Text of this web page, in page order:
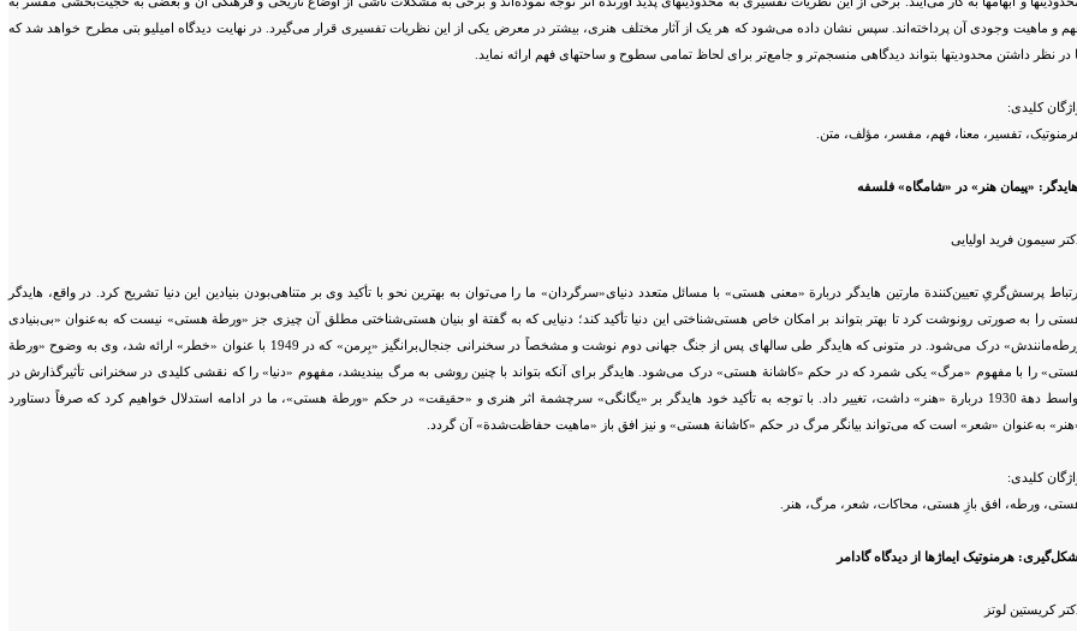
و ماهیت وجودی آن پرداخته‌اند. سپس نشان داده می‌شود که هر یک از آثار مختلف هنری، بیشتر در معرض یکی از این نظریات تفسیری قرار می‌گیرد. در نهایت دیدگاه امیلیو بتی مطرح خواهد شد که
در نظر داشتن محدودیتها بتواند دیدگاهی منسجم‌تر و جامع‌تر برای لحاظ تمامی سطوح و ساحتهای فهم ارائه نماید.
کلیدی:
تفسیر، معنا، فهم، مفسر، مؤلف، متن.
هایدگر: «پیمان هنر» در «شامگاه» فلسفه
سیمون فرید اولیایی
ارتباط پرسش‌گریِ تعیین‌کنندة مارتین هایدگر دربارة «معنی هستی» با مسائل متعدد دنیای«سرگردان» ما را می‌توان به بهترین نحو با تأکید وی بر متناهی‌بودن بنیادین این دنیا تشریح کرد. در واقع، هایدگر
را به صورتی رونوشت کرد تا بهتر بتواند بر امکان خاص هستی‌شناختی این دنیا تأکید کند؛ دنیایی که به گفتة او بنیان هستی‌شناختی مطلق آن چیزی جز «ورطة هستی» نیست که به‌عنوان «بی‌بنیادی
ورطه‌مانندش» درک می‌شود. در متونی که هایدگر طی سالهای پس از جنگ جهانی دوم نوشت و مشخصاً در سخنرانی جنجال‌برانگیز «بِرمن» که در 1949 با عنوان «خطر» ارائه شد، وی به وضوح «ورطة
را با مفهوم «مرگ» یکی شمرد که در حکم «کاشانة هستی» درک می‌شود. هایدگر برای آنکه بتواند با چنین روشی به مرگ بیندیشد، مفهوم «دنیا» را که نقشی کلیدی در سخنرانی تأثیرگذارش در
اواسط دهة 1930 دربارة «هنر» داشت، تغییر داد. با توجه به تأکید خود هایدگر بر «یگانگی» سرچشمة اثر هنری و «حقیقت» در حکم «ورطة هستی»، ما در ادامه استدلال خواهیم کرد که صرفاً‌ دستاورد
به‌عنوان «شعر» است که می‌تواند بیانگر مرگ در حکم «کاشانة هستی» و نیز افق باز «ماهیت حفاظت‌شدة»‌ آن گردد.
کلیدی:
ورطه، افق بازِ هستی، محاکات، شعر، مرگ، هنر.
شکل‌گیری‌: هرمنوتیک ایماژها از دیدگاه گادامر
کریستین لوتز